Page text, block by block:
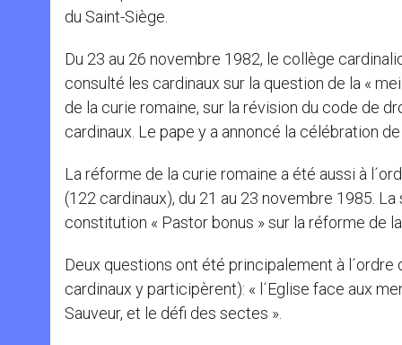
du Saint-Siège.
Du 23 au 26 novembre 1982, le collège
consulté les cardinaux sur la question de la «
de la curie romaine, sur la révision du code de
cardinaux. Le pape y a annoncé la célébration
La réforme de la curie romaine a été aussi à
(122 cardinaux), du 21 au 23 novembre 1985.
constitution « Pastor bonus » sur la réforme de
Deux questions ont été principalement à l´ordre
cardinaux y participèrent): « l´Eglise face aux
Sauveur, et le défi des sectes ».